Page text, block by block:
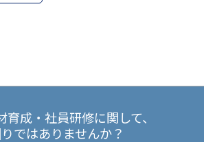
育成・社員研修に関して、
ではありませんか？